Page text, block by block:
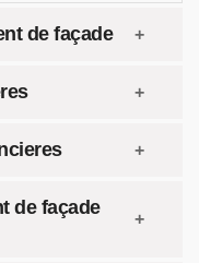
de façade
de façade